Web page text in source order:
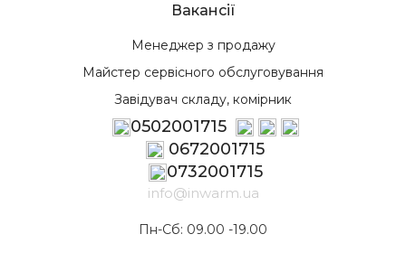
Вакансії
Менеджер з продажу
Майстер сервісного обслуговування
Завідувач складу, комірник
0502001715
0672001715
0732001715
info@inwarm.ua
Пн-Сб: 09.00 -19.00